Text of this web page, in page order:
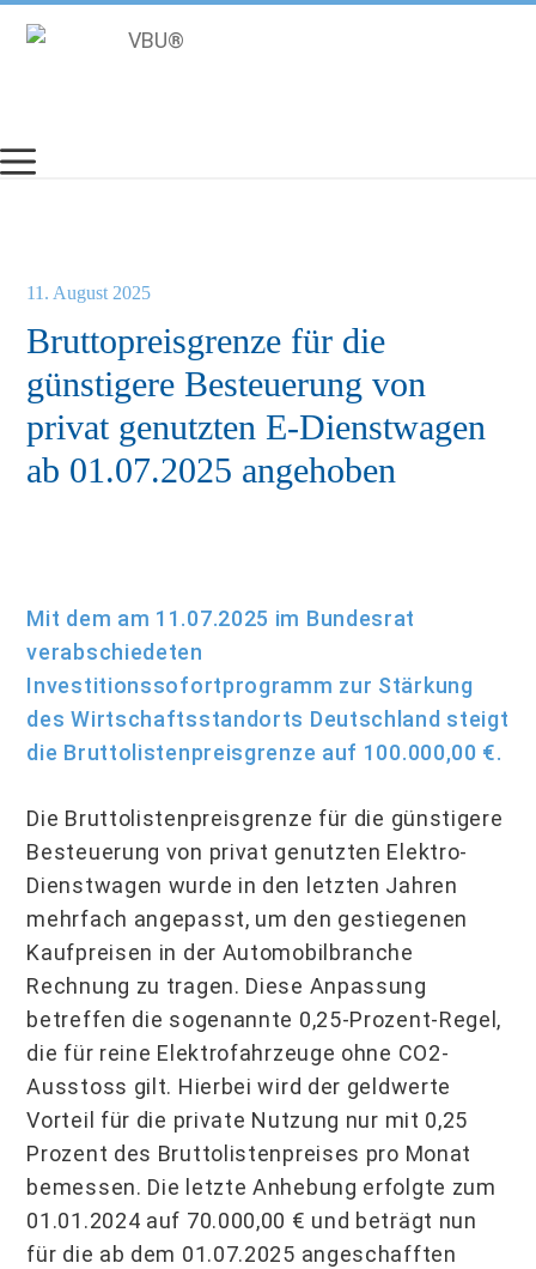
Inhalt
Bruttopreisgrenze für die
günstigere Besteuerung von
privat genutzten E-Dienstwagen
ab 01.07.2025 angehoben
11. August 2025
Mit dem am 11.07.2025 im Bundesrat
verabschiedeten
Investitionssofortprogramm zur Stärkung
des Wirtschaftsstandorts Deutschland steigt
die Bruttolistenpreisgrenze auf 100.000,00 €.
Die Bruttolistenpreisgrenze für die günstigere
Besteuerung von privat genutzten Elektro-
Dienstwagen wurde in den letzten Jahren
mehrfach angepasst, um den gestiegenen
Kaufpreisen in der Automobilbranche
Rechnung zu tragen. Diese Anpassung
betreffen die sogenannte 0,25-Prozent-Regel,
die für reine Elektrofahrzeuge ohne CO2-
Ausstoss gilt. Hierbei wird der geldwerte
Vorteil für die private Nutzung nur mit 0,25
Prozent des Bruttolistenpreises pro Monat
bemessen. Die letzte Anhebung erfolgte zum
01.01.2024 auf 70.000,00 € und beträgt nun
für die ab dem 01.07.2025 angeschafften